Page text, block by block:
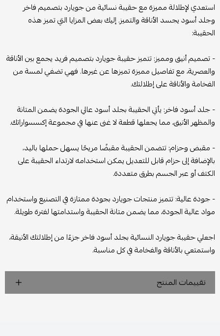
استعدي لإطلالة مميزة مع حقيبة نسائية من جويارد بتصميم فاخر
وجلد أسود يجسد الأناقة والتميز. إليك بعض المزايا التي تميز هذه
الحقيبة:
- تصميم أنيق ومميز: تتميز حقيبة جويارد بتصميم فريد يجمع بين الأناقة
والعصرية، مع تفاصيل مميزة تميزها عن غيرها. فهي تضفي لمسة من
الفخامة والأناقة على إطلالتك.
- جلد أسود فاخر: يأتي الحقيبة بجلد أسود عالي الجودة يضمن المتانة
والمظهر الأنيق، مما يجعلها قطعة لا غنى عنها في مجموعة إكسسواراتك.
- مقبض وحزام: تتضمن الحقيبة مقبضًا مريحًا يسهل حملها باليد،
بالإضافة إلى حزام قابل للتعديل يمكن استخدامه لارتداء الحقيبة على
الكتف أو عبر الجسم بطرق متعددة.
- جودة عالية: تتميز منتجات جويارد بجودة ممتازة في التصنيع واستخدام
مواد عالية الجودة، مما يضمن متانة الحقيبة واستدامتها لفترة طويلة.
اجعلي حقيبة جويارد النسائية بجلد أسود فاخر جزءًا من إطلالتك الأنيقة،
واستمتعي بالأناقة والفخامة في كل مناسبة.
تقييمات المنتج